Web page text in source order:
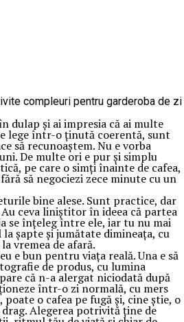
dulap și ai impresia că ai multe
lege într-o ținută coerentă, sunt
să recunoaștem. Nu e vorba
De multe ori e pur și simplu
pe care o simți înainte de cafea,
să negociezi zece minute cu un
bine alese. Sunt practice, dar
ceva liniștitor în ideea că partea
se înțeleg între ele, iar tu nu mai
șapte și jumătate dimineața, cu
vremea de afară.
e bun pentru viața reală. Una e să
de produs, cu lumina
că n-a alergat niciodată după
într-o zi normală, cu mers
o cafea pe fugă și, cine știe, o
Alegerea potrivită ține de